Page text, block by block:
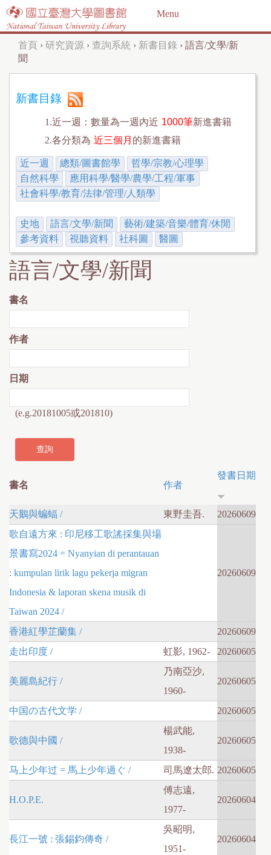
Jump to navigation
Menu
您
在
這
首頁 › 研究資源 › 查詢系統 › 新書目錄 › 語言/文學/新
聞
新書目錄
1.近一週：數量為一週內近 1000筆新進書籍
2.各分類為 近三個月 的新進書籍
近一週 總類/圖書館學
哲學/宗教/心理學
自然科學
應用科學/醫學/農學/工程/軍事
社會科學/教育/法律/管理/人類學
史地 語言/文學/新聞
藝術/建築/音樂/體育/休閒
參考資料
視聽資料 社科圖 醫圖
語言/文學/新聞
書名
作者
日期
(e.g.20181005或201810)
書名 作者
發書日期
天鵝與蝙蝠 / 東野圭吾.
20260609
歌自遠方來 : 印尼移工歌謠採集與場
景書寫2024 = Nyanyian di perantauan
: kumpulan lirik lagu pekerja migran
Indonesia & laporan skena musik di
Taiwan 2024 /
20260609
香港紅學芷蘭集 /
20260609
走出印度 /
虹影, 1962- 20260605
美麗島紀行 /
乃南亞沙,
1960-
20260605
中国の古代文学 / 20260605
歌德與中國 /
楊武能,
1938-
20260605
马上少年过 = 馬上少年過ぐ / 司馬遼太郎. 20260605
H.O.P.E.
傅志遠,
1977-
20260604
長江一號 : 張錫鈞傳奇 /
吳昭明,
1951-
20260604